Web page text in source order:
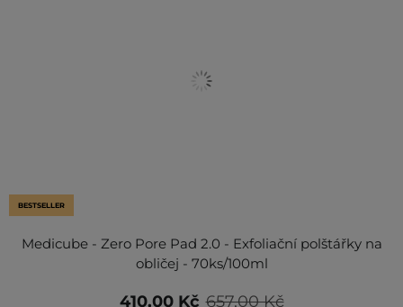
BESTSELLER
Medicube - Zero Pore Pad 2.0 - Exfoliační polštářky na
obličej - 70ks/100ml
657,00 Kč
410,00 Kč